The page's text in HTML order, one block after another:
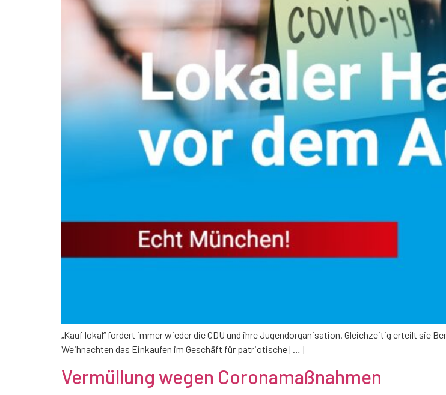
„Kauf lokal“ fordert immer wieder die CDU und ihre Jugendorganisation. Gleichzeitig erteilt sie
Weihnachten das Einkaufen im Geschäft für patriotische […]
Vermüllung wegen Coronamaßnahmen